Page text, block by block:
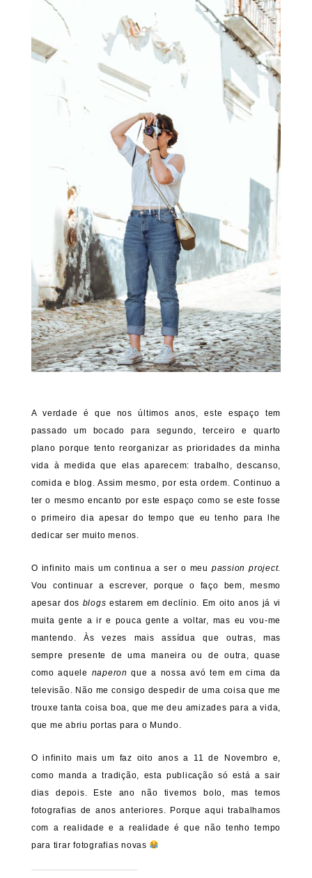
A verdade é que nos últimos anos, este espaço tem
passado um bocado para segundo, terceiro e quarto
plano porque tento reorganizar as prioridades da minha
vida à medida que elas aparecem: trabalho, descanso,
comida e blog. Assim mesmo, por esta ordem. Continuo a
ter o mesmo encanto por este espaço como se este fosse
o primeiro dia apesar do tempo que eu tenho para lhe
dedicar ser muito menos.
O infinito mais um continua a ser o meu passion project.
Vou continuar a escrever, porque o faço bem, mesmo
apesar dos blogs estarem em declínio. Em oito anos já vi
muita gente a ir e pouca gente a voltar, mas eu vou-me
mantendo. Às vezes mais assídua que outras, mas
sempre presente de uma maneira ou de outra, quase
como aquele naperon que a nossa avó tem em cima da
televisão. Não me consigo despedir de uma coisa que me
trouxe tanta coisa boa, que me deu amizades para a vida,
que me abriu portas para o Mundo.
O infinito mais um faz oito anos a 11 de Novembro e,
como manda a tradição, esta publicação só está a sair
dias depois. Este ano não tivemos bolo, mas temos
fotografias de anos anteriores. Porque aqui trabalhamos
com a realidade e a realidade é que não tenho tempo
para tirar fotografias novas